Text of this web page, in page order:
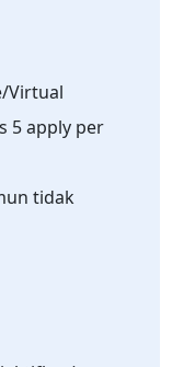
Virtual
5 apply per
tidak